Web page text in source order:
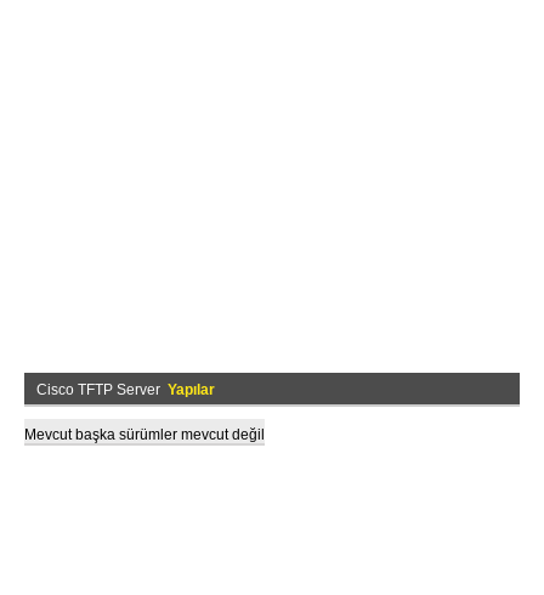
Cisco TFTP Server Yapılar
Mevcut başka sürümler mevcut değil